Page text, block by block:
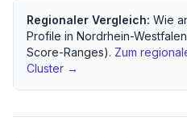
Regionaler Vergleich: Wie
Profile in Nordrhein-Westfalen
Score-Ranges). Zum
Cluster →